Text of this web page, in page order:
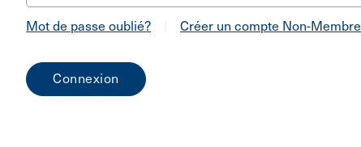
Mot de passe oublié? Créer un compte Non-Membre